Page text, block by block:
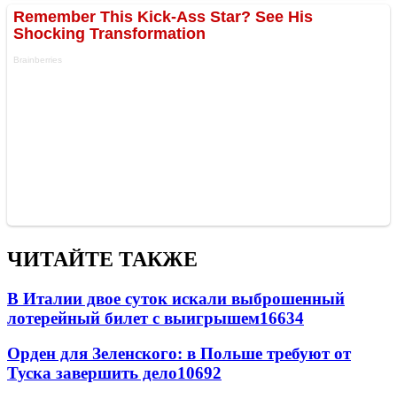
ЧИТАЙТЕ ТАКЖЕ
В Италии двое суток искали выброшенный
лотерейный билет с выигрышем16634
Орден для Зеленского: в Польше требуют от
Туска завершить дело10692